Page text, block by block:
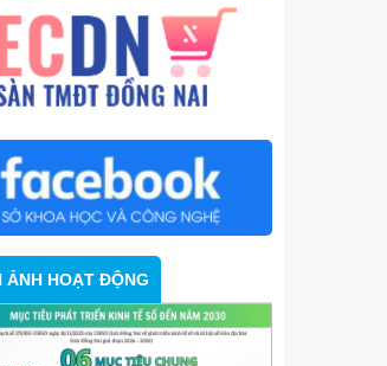
ẢNH HOẠT ĐỘNG